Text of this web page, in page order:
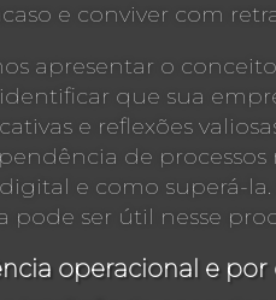
e conviver com
apresentar o
que sua
e reflexões
de processos
e como superá-
pode ser útil nesse
operacional e